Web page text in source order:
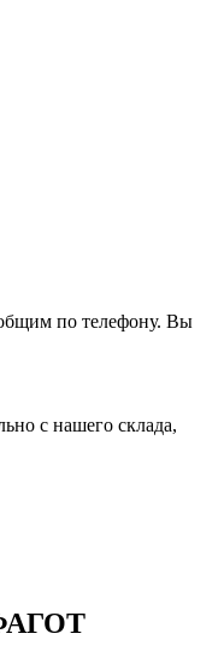
по телефону. Вы
с нашего склада,